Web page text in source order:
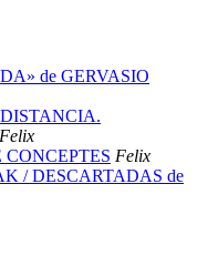
de GERVASIO
Felix
CONCEPTES Felix
/ DESCARTADAS de